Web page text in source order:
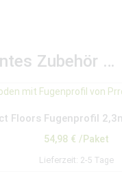
Zubehör …
Floors Fugenprofil
54,98 € /Paket
Lieferzeit: 2-5 Tage